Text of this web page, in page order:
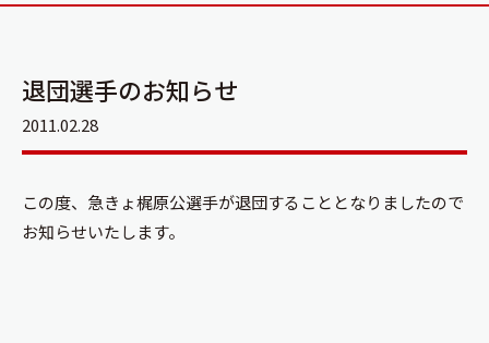
退団選手のお知らせ
2011.02.28
この度、急きょ梶原公選手が退団することとなりましたので
お知らせいたします。